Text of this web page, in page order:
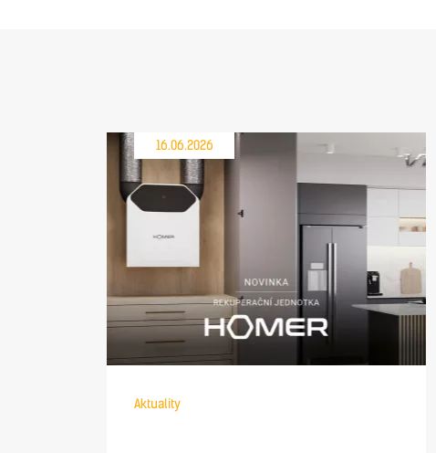
16.06.2026
Aktuality